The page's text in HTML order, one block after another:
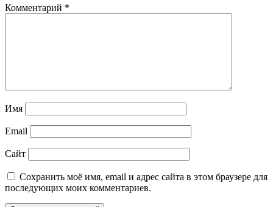
Комментарий *
Имя
Email
Сайт
Сохранить моё имя, email и адрес сайта в этом браузере для
последующих моих комментариев.